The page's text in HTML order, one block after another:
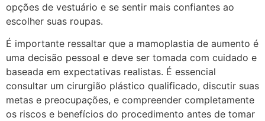
opções de vestuário e se sentir mais confiantes ao
escolher suas roupas.
É importante ressaltar que a mamoplastia de aumento é
uma decisão pessoal e deve ser tomada com cuidado e
baseada em expectativas realistas. É essencial
consultar um cirurgião plástico qualificado, discutir suas
metas e preocupações, e compreender completamente
os riscos e benefícios do procedimento antes de tomar